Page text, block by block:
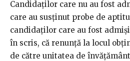
Candidaților care nu au fost
care au susținut probe de
candidaților care au fost
în scris, că renunță la locul
de către unitatea de